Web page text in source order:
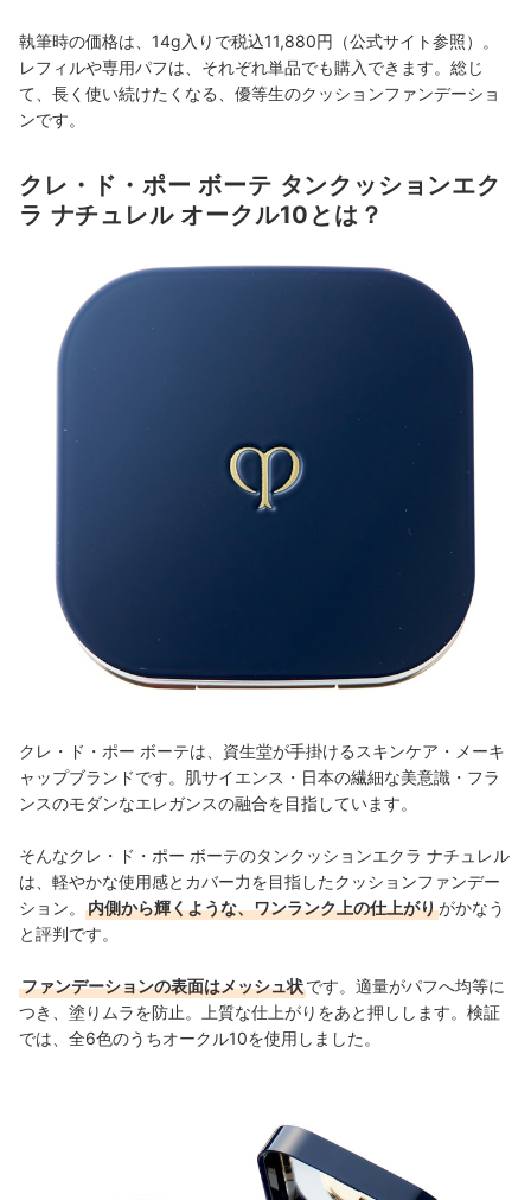
執筆時の価格は、14g入りで税込11,880円（公式サイト参照）。
レフィルや専用パフは、それぞれ単品でも購入できます。総じ
て、長く使い続けたくなる、優等生のクッションファンデーショ
ンです。
クレ・ド・ポー ボーテ タンクッションエク
ラ ナチュレル オークル10とは？
クレ・ド・ポー ボーテは、資生堂が手掛けるスキンケア・メーキ
ャップブランドです。肌サイエンス・日本の繊細な美意識・フラ
ンスのモダンなエレガンスの融合を目指しています。
そんなクレ・ド・ポー ボーテのタンクッションエクラ ナチュレル
は、軽やかな使用感とカバー力を目指したクッションファンデー
ション。
内側から輝くような、ワンランク上の仕上がりがかなう
と評判です。
ファンデーションの表面はメッシュ状です。適量がパフへ均等に
つき、塗りムラを防止。上質な仕上がりをあと押しします。検証
では、全6色のうちオークル10を使用しました。